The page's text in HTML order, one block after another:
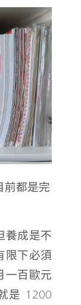
前都是完
養成是不
限下必須
一百歐元
是 1200